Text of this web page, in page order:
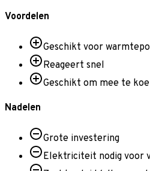
Voordelen
Geschikt voor
Reageert snel
Geschikt om mee te
Nadelen
Grote investering
Elektriciteit nodig voor